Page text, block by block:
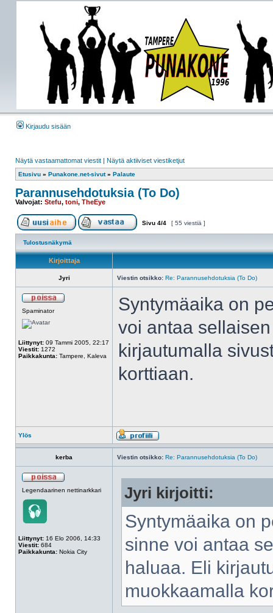
Kirjaudu sisään
Näytä vastaamattomat viestit | Näytä aktiiviset viestiketjut
Etusivu » Punakone.net-sivut» Palaute
Parannusehdotuksia (To Do)
Valvojat: Stefu, toni, TheEye
Sivu 4/4 [ 55 viestiä ]
Tulostusnäkymä
Kirjoittaja
Jyri Viestin otsikko: Re: Parannusehdotuksia (To Do)
Spaminator
Liittynyt: 09 Tammi 2005, 22:17
Viestit: 1272
Paikkakunta: Tampere, Kaleva
Syntymäaika on
voi antaa
kirjautumalla
korttiaan.
Ylös
kerba Viestin otsikko: Re: Parannusehdotuksia (To Do)
Legendaarinen nettinarkkari
Liittynyt: 16 Elo 2006, 14:33
Viestit: 684
Paikkakunta: Nokia City
Jyri kirjoitti:
Syntymäaika on
sinne voi antaa
haluaa. Eli
muokkaamalla